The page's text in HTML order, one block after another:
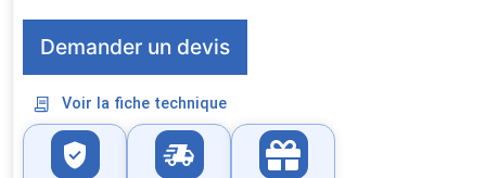
Demander un devis
Voir la fiche technique